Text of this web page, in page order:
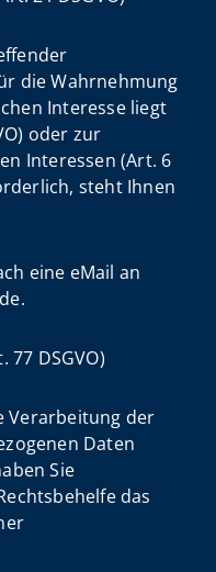
die Wahrnehmung
Interesse liegt
oder zur
Interessen (Art. 6
steht Ihnen
eine eMail an
77 DSGVO)
Verarbeitung der
Daten
Sie
das